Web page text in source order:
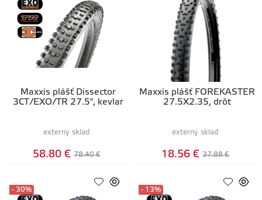
Maxxis plášť Dissector
3CT/EXO/TR 27.5", kevlar
externý sklad
58.80 € 78.40 €
Maxxis plášť FOREKASTER
27.5X2.35, drôt
externý sklad
18.56 € 37.88 €
- 30% - 13%